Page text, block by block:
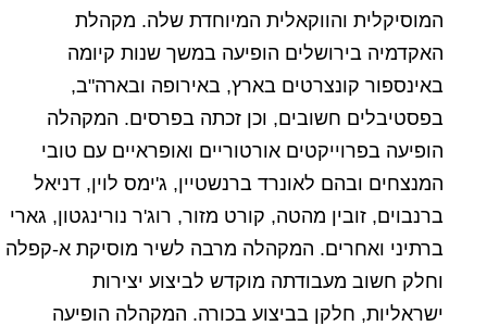
המוסיקלית והווקאלית המיוחדת שלה. מקהלת
האקדמיה בירושלים הופיעה במשך שנות קיומה
באינספור קונצרטים בארץ, באירופה ובארה"ב,
בפסטיבלים חשובים, וכן זכתה בפרסים. המקהלה
הופיעה בפרוייקטים אורטוריים ואופראיים עם טובי
המנצחים ובהם לאונרד ברנשטיין, ג'ימס לוין, דניאל
ברנבוים, זובין מהטה, קורט מזור, רוג'ר נורינגטון, גארי
ברתיני ואחרים. המקהלה מרבה לשיר מוסיקת א-קפלה
וחלק חשוב מעבודתה מוקדש לביצוע יצירות
ישראליות, חלקן בביצוע בכורה. המקהלה הופיעה